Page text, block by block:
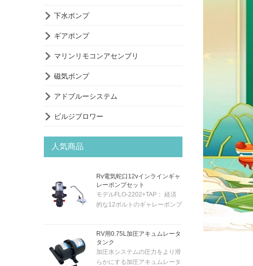
 下水ポンプ
 ギアポンプ
 マリンリモコンアセンブリ
 磁気ポンプ
 アドブルーシステム
 ビルジブロワー
人気商品
Rv電気蛇口12vインラインギャ
レーポンプセット
モデルFLO-2202+TAP： 経済
的な12ボルトのギャレーポンプ
付属しています。そのため、蛇
口のトグルスイッチでポンプを
自動的にアクティブにすること
RV用0.75L加圧アキュムレータ
タンク
加圧水システムの圧力をより滑
らかにする加圧アキュムレータ